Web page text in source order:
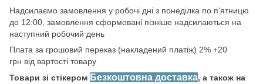
Надсилаємо замовлення у робочі дні з понеділка по п'ятницю
до 12:00, замовлення сформовані пізніше надсилаються на
наступний робочий день
Плата за грошовий переказ (накладений платіж) 2% +20
грн від вартості товару
Товари зі стікером Безкоштовна доставка, а також на